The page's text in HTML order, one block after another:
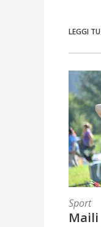
LEGGI
Sport